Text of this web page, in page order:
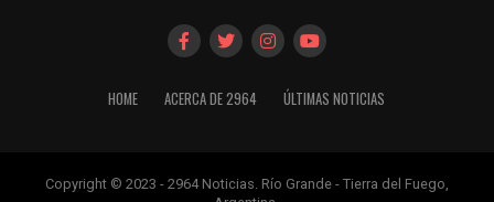
HOME ACERCA DE 2964 ÚLTIMAS NOTICIAS
Copyright © 2023 - 2964 Noticias. Río Grande - Tierra del Fuego,